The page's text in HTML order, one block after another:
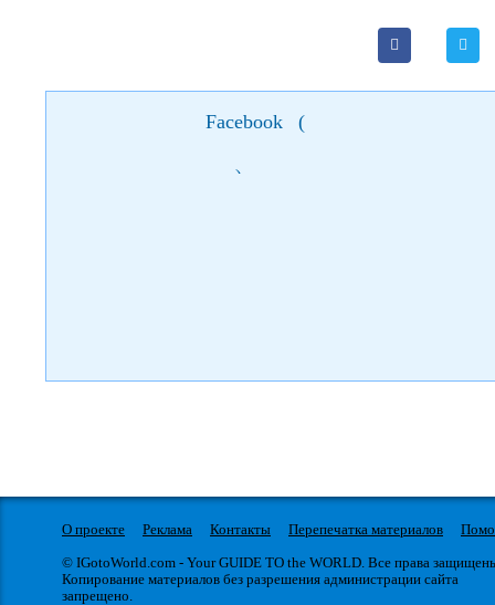
Facebook (
)
О проекте Реклама Контакты Перепечатка материалов
© IGotoWorld.com - Your GUIDE TO the WORLD. Все права
Копирование материалов без разрешения администрации сайта
запрещено.